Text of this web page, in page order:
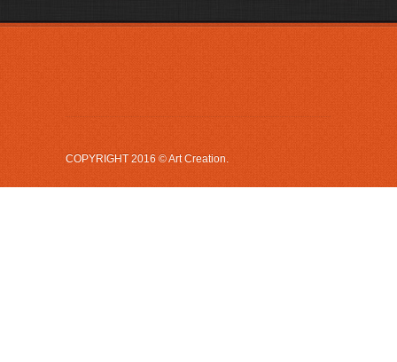
COPYRIGHT 2016 © Art Creation.